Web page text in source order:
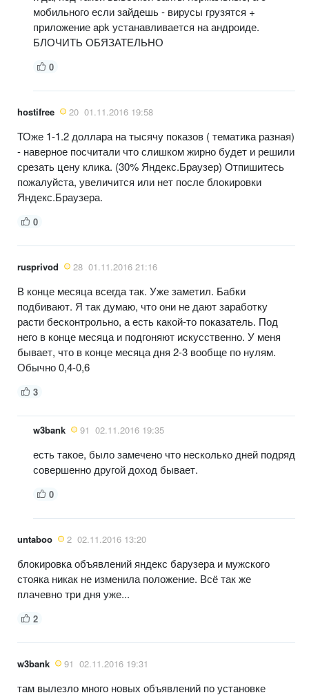
мобильного если зайдешь - вирусы грузятся +
приложение apk устанавливается на андроиде.
БЛОЧИТЬ ОБЯЗАТЕЛЬНО
0
hostifree 20 01.11.2016 19:58
ТОже 1-1.2 доллара на тысячу показов ( тематика разная)
- наверное посчитали что слишком жирно будет и решили
срезать цену клика. (30% Яндекс.Браузер) Отпишитесь
пожалуйста, увеличится или нет после блокировки
Яндекс.Браузера.
0
rusprivod 28 01.11.2016 21:16
В конце месяца всегда так. Уже заметил. Бабки
подбивают. Я так думаю, что они не дают заработку
расти бесконтрольно, а есть какой-то показатель. Под
него в конце месяца и подгоняют искусственно. У меня
бывает, что в конце месяца дня 2-3 вообще по нулям.
Обычно 0,4-0,6
3
w3bank 91 02.11.2016 19:35
есть такое, было замечено что несколько дней подряд
совершенно другой доход бывает.
0
untaboo 2 02.11.2016 13:20
блокировка объявлений яндекс барузера и мужского
стояка никак не изменила положение. Всё так же
плачевно три дня уже...
2
w3bank 91 02.11.2016 19:31
там вылезло много новых объявлений по установке